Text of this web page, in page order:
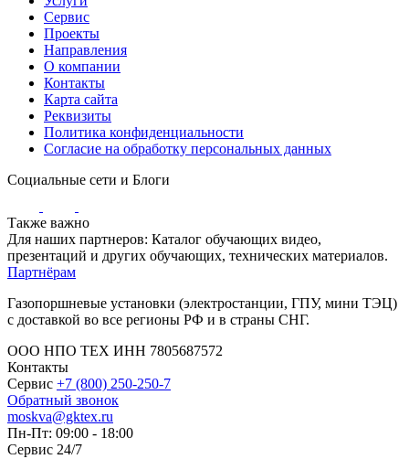
Сервис
Проекты
Направления
О компании
Контакты
Карта сайта
Реквизиты
Политика конфиденциальности
Согласие на обработку персональных данных
Социальные сети и Блоги
Также важно
Для наших партнеров: Каталог обучающих видео,
презентаций и других обучающих, технических материалов.
Партнёрам
Газопоршневые установки (электростанции, ГПУ, мини ТЭЦ)
с доставкой во все регионы РФ и в страны СНГ.
ООО НПО ТЕХ ИНН 7805687572
Контакты
Сервис +7 (800) 250-250-7
Обратный звонок
moskva@gktex.ru
Пн-Пт: 09:00 - 18:00
Сервис 24/7